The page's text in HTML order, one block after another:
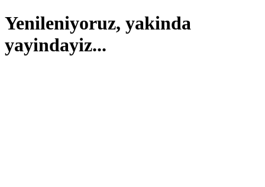
Yenileniyoruz, yakinda
yayindayiz...